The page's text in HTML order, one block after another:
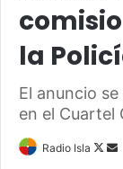
la
El anuncio
en el Cuartel
Radio Isla